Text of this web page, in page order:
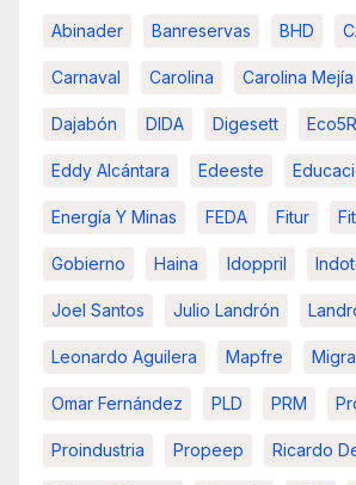
Abinader Banreservas BHD
Carnaval Carolina Carolina Mejía
Dajabón DIDA Digesett
Eddy Alcántara Edeeste
Energía Y Minas FEDA Fitur
Gobierno Haina Idoppril
Joel Santos Julio Landrón
Leonardo Aguilera Mapfre
Omar Fernández PLD PRM
Proindustria Propeep Ricardo